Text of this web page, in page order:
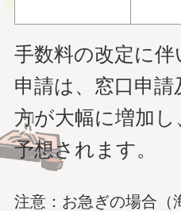
手数料の改定に
申請は、窓口申
方が大幅に増加
予想されます。
注意：お急ぎの場合（